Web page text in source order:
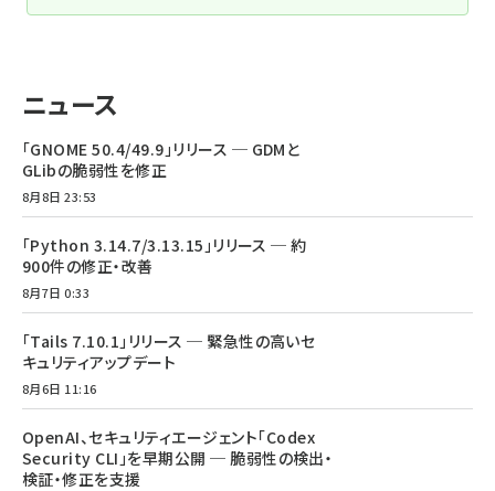
ニュース
「GNOME 50.4/49.9」リリース ─ GDMと
GLibの脆弱性を修正
8月8日 23:53
「Python 3.14.7/3.13.15」リリース ─ 約
900件の修正・改善
8月7日 0:33
「Tails 7.10.1」リリース ─ 緊急性の高いセ
キュリティアップデート
8月6日 11:16
OpenAI、セキュリティエージェント「Codex
Security CLI」を早期公開 ─ 脆弱性の検出・
検証・修正を支援